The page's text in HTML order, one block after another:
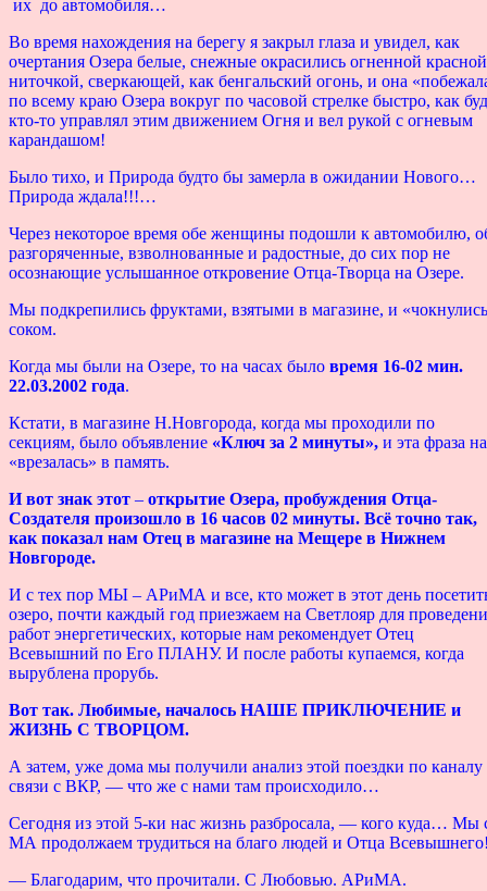
их до автомобиля…
Во время нахождения на берегу я закрыл глаза и увидел, как
очертания Озера белые, снежные окрасились огненной красной
ниточкой, сверкающей, как бенгальский огонь, и она
по всему краю Озера вокруг по часовой стрелке быстро, как
кто-то управлял этим движением Огня и вел рукой с огневым
карандашом!
Было тихо, и Природа будто бы замерла в ожидании Нового…
Природа ждала!!!…
Через некоторое время обе женщины подошли к автомобилю,
разгоряченные, взволнованные и радостные, до сих пор не
осознающие услышанное откровение Отца-Творца на Озере.
Мы подкрепились фруктами, взятыми в магазине, и
соком.
Когда мы были на Озере, то на часах было время 16-02 мин.
22.03.2002 года.
Кстати, в магазине Н.Новгорода, когда мы проходили по
секциям, было объявление «Ключ за 2 минуты», и эта фраза
«врезалась» в память.
И вот знак этот – открытие Озера, пробуждения Отца-
Создателя произошло в 16 часов 02 минуты. Всё точно так,
как показал нам Отец в магазине на Мещере в Нижнем
Новгороде.
И с тех пор МЫ – АРиМА и все, кто может в этот день
озеро, почти каждый год приезжаем на Светлояр для
работ энергетических, которые нам рекомендует Отец
Всевышний по Его ПЛАНУ. И после работы купаемся, когда
вырублена прорубь.
Вот так. Любимые, началось НАШЕ ПРИКЛЮЧЕНИЕ и
ЖИЗНЬ С ТВОРЦОМ.
А затем, уже дома мы получили анализ этой поездки по каналу
связи с ВКР, — что же с нами там происходило…
Сегодня из этой 5-ки нас жизнь разбросала, — кого куда… Мы
МА продолжаем трудиться на благо людей и Отца
— Благодарим, что прочитали. С Любовью. АРиМА.